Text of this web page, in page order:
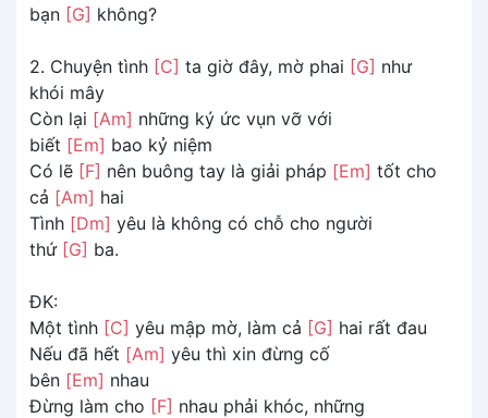
bạn [G] không?
2. Chuyện tình [C] ta giờ đây, mờ phai [G] như
khói mây
Còn lại [Am] những ký ức vụn vỡ với
biết [Em] bao kỷ niệm
Có lẽ [F] nên buông tay là giải pháp [Em] tốt cho
cả [Am] hai
Tình [Dm] yêu là không có chỗ cho người
thứ [G] ba.
ĐK:
Một tình [C] yêu mập mờ, làm cả [G] hai rất đau
Nếu đã hết [Am] yêu thì xin đừng cố
bên [Em] nhau
Đừng làm cho [F] nhau phải khóc, những